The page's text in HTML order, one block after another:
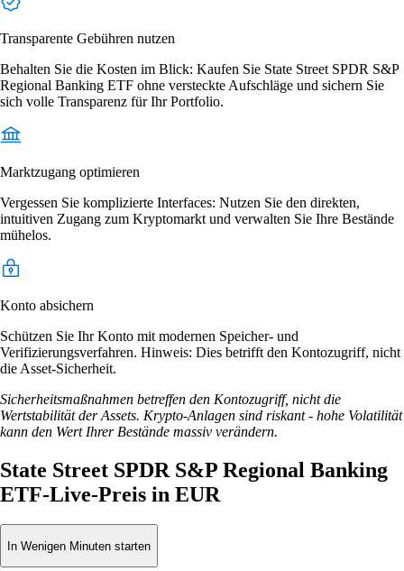
Transparente Gebühren nutzen
Behalten Sie die Kosten im Blick: Kaufen Sie State Street SPDR S&P
Regional Banking ETF ohne versteckte Aufschläge und sichern Sie
sich volle Transparenz für Ihr Portfolio.
Marktzugang optimieren
Vergessen Sie komplizierte Interfaces: Nutzen Sie den direkten,
intuitiven Zugang zum Kryptomarkt und verwalten Sie Ihre Bestände
mühelos.
Konto absichern
Schützen Sie Ihr Konto mit modernen Speicher- und
Verifizierungsverfahren. Hinweis: Dies betrifft den Kontozugriff, nicht
die Asset-Sicherheit.
Sicherheitsmaßnahmen betreffen den Kontozugriff, nicht die
Wertstabilität der Assets. Krypto-Anlagen sind riskant - hohe Volatilität
kann den Wert Ihrer Bestände massiv verändern.
State Street SPDR S&P Regional Banking
ETF-Live-Preis in EUR
In Wenigen Minuten starten